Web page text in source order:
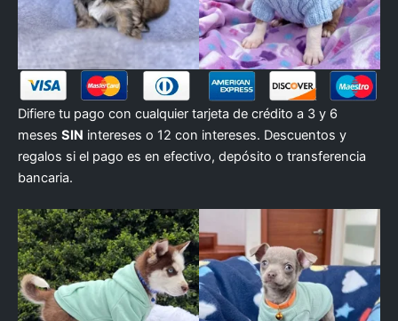
Difiere tu pago con cualquier tarjeta de crédito a 3 y 6
meses SIN intereses o 12 con intereses. Descuentos y
regalos si el pago es en efectivo, depósito o transferencia
bancaria.